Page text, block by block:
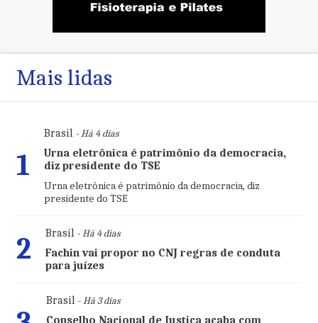
Mais lidas
1
Brasil- Há 4 dias
Urna eletrônica é patrimônio da democracia,
diz presidente do TSE
Urna eletrônica é patrimônio da democracia, diz
presidente do TSE
2 Brasil- Há 4 dias
Fachin vai propor no CNJ regras de conduta
para juízes
Brasil- Há 3 dias
Conselho Nacional de Justiça acaba com